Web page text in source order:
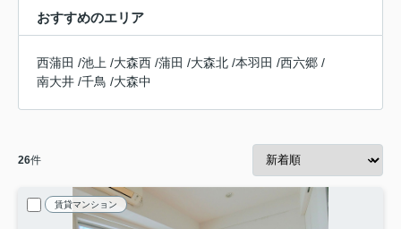
おすすめのエリア
西蒲田 /池上 /大森西 /蒲田 /大森北 /本羽田 /西六郷 /
南大井 /千鳥 /大森中
26件
賃貸マンション